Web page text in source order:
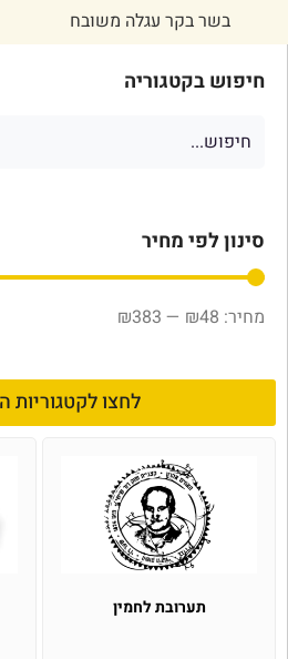
בשר בקר עגלה משובח
חיפוש בקטגוריה
סינון לפי מחיר
₪48
—
₪383
לחצו לקטגוריות
תערובת לחמין